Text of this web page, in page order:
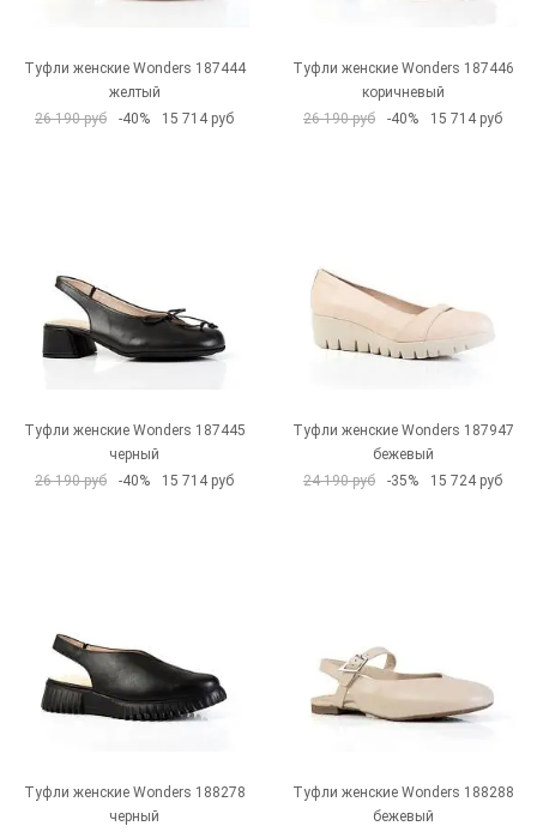
Туфли женские Wonders 187444
желтый
26 190 руб
-40% 15 714 руб
Туфли женские Wonders 187446
коричневый
26 190 руб
-40% 15 714 руб
Туфли женские Wonders 187445
черный
26 190 руб
-40% 15 714 руб
Туфли женские Wonders 187947
бежевый
24 190 руб
-35% 15 724 руб
Туфли женские Wonders 188278
черный
Туфли женские Wonders 188288
бежевый